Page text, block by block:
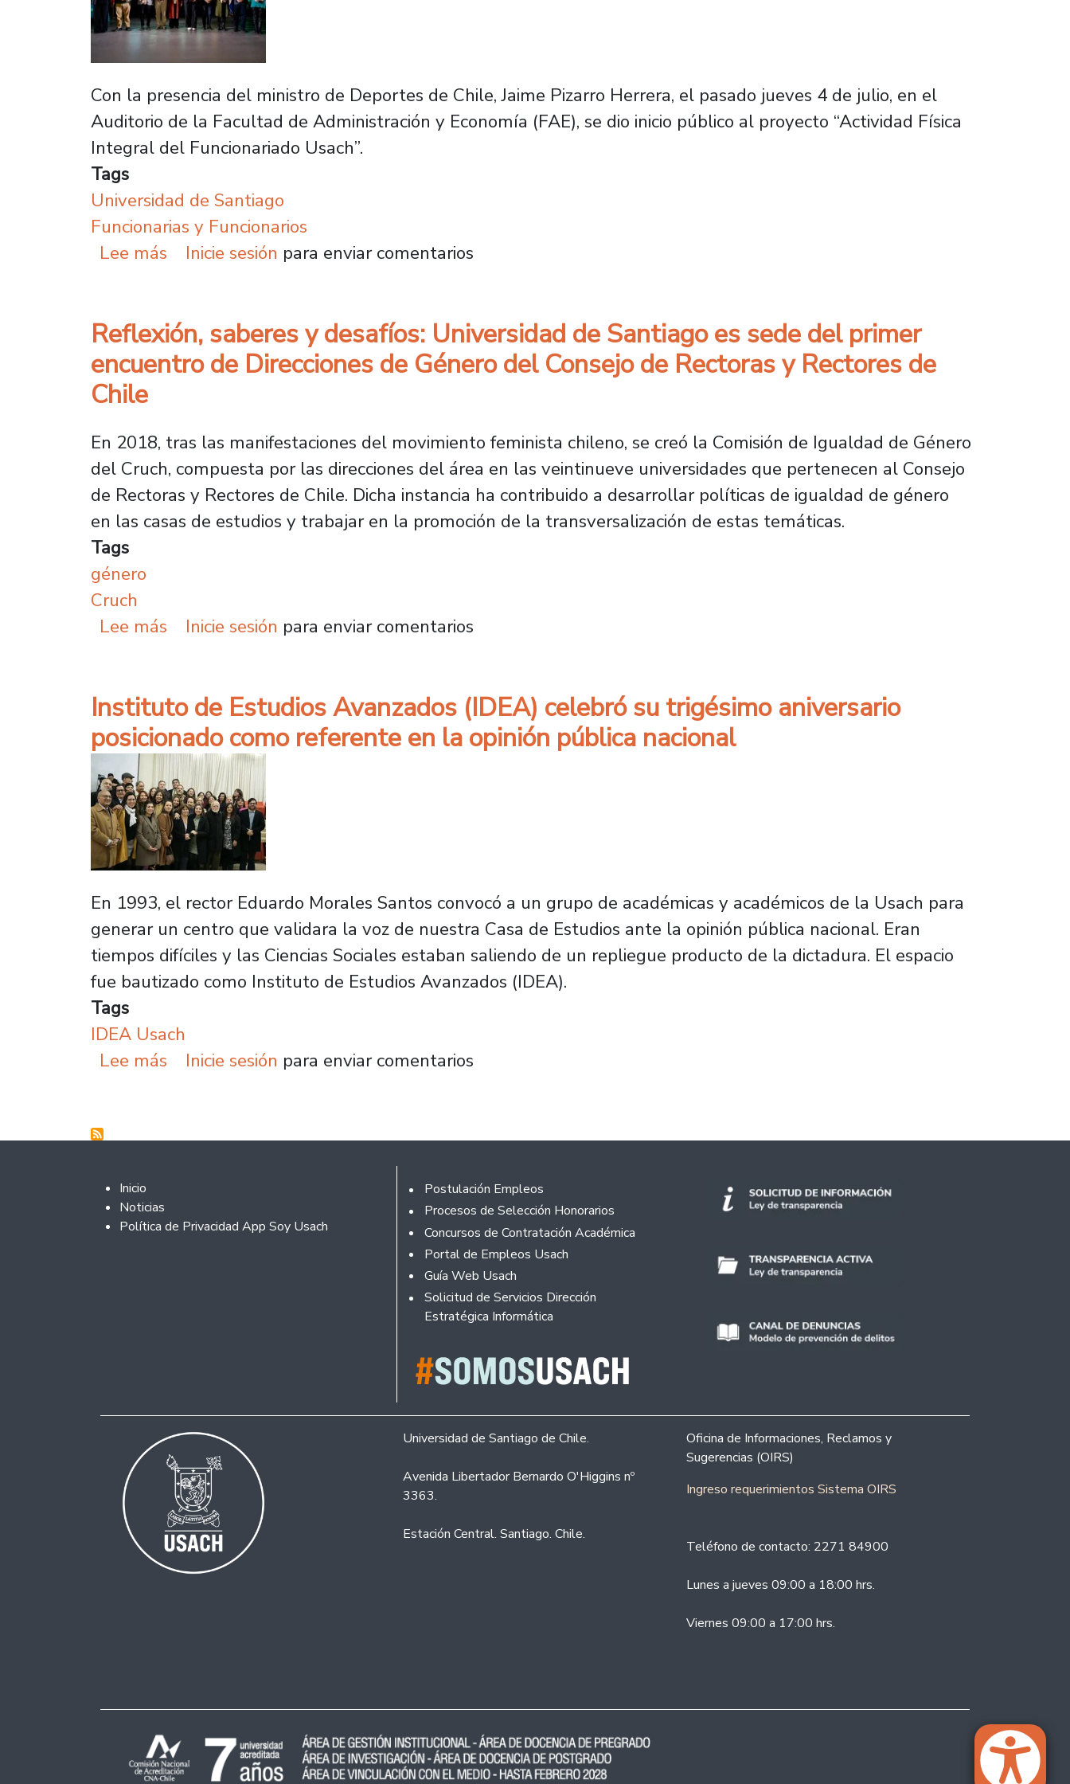
Con la presencia del ministro de Deportes de Chile, Jaime Pizarro Herrera, el pasado jueves 4 de julio, en el
Auditorio de la Facultad de Administración y Economía (FAE), se dio inicio público al proyecto “Actividad Física
Integral del Funcionariado Usach”.
Tags
Universidad de Santiago
Funcionarias y Funcionarios
Lee más sobre Usach lanza oficialmente primer programa deportivo universitario del país para funcionarias y funcionarios
Inicie sesión para enviar comentarios
Reflexión, saberes y desafíos: Universidad de Santiago es sede del primer
encuentro de Direcciones de Género del Consejo de Rectoras y Rectores de
Chile
En 2018, tras las manifestaciones del movimiento feminista chileno, se creó la Comisión de Igualdad de Género
del Cruch, compuesta por las direcciones del área en las veintinueve universidades que pertenecen al Consejo
de Rectoras y Rectores de Chile. Dicha instancia ha contribuido a desarrollar políticas de igualdad de género
en las casas de estudios y trabajar en la promoción de la transversalización de estas temáticas.
Tags
género
Cruch
Lee más sobre Reflexión, saberes y desafíos: Universidad de Santiago es sede del primer encuentro de Direcciones de
Inicie sesión para enviar comentarios
Instituto de Estudios Avanzados (IDEA) celebró su trigésimo aniversario
posicionado como referente en la opinión pública nacional
En 1993, el rector Eduardo Morales Santos convocó a un grupo de académicas y académicos de la Usach para
generar un centro que validara la voz de nuestra Casa de Estudios ante la opinión pública nacional. Eran
tiempos difíciles y las Ciencias Sociales estaban saliendo de un repliegue producto de la dictadura. El espacio
fue bautizado como Instituto de Estudios Avanzados (IDEA).
Tags
IDEA Usach
Lee más sobre Instituto de Estudios Avanzados (IDEA) celebró su trigésimo aniversario posicionado como referente en la
Inicie sesión para enviar comentarios
Footer 2
Inicio
Noticias
Política de Privacidad App Soy Usach
Footer
Postulación Empleos
Procesos de Selección Honorarios
Concursos de Contratación Académica
Portal de Empleos Usach
Guía Web Usach
Solicitud de Servicios Dirección
Estratégica Informática
Universidad de Santiago de Chile.
Avenida Libertador Bernardo O'Higgins nº
3363.
Estación Central. Santiago. Chile.
Oficina de Informaciones, Reclamos y
Sugerencias (OIRS)
Ingreso requerimientos Sistema OIRS
Teléfono de contacto: 2271 84900
Lunes a jueves 09:00 a 18:00 hrs.
Viernes 09:00 a 17:00 hrs.